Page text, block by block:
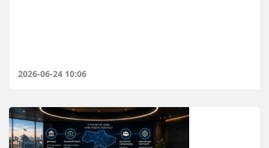
2026-06-24 10:06